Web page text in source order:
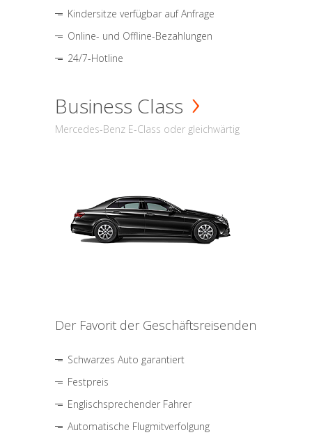
Kindersitze verfügbar auf Anfrage
Online- und Offline-Bezahlungen
24/7-Hotline
Business Class
Mercedes-Benz E-Class oder gleichwärtig
Der Favorit der Geschäftsreisenden
Schwarzes Auto garantiert
Festpreis
Englischsprechender Fahrer
Automatische Flugmitverfolgung